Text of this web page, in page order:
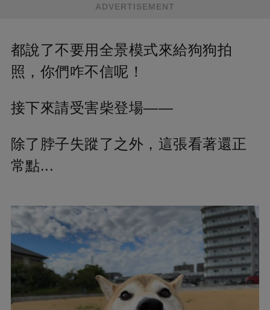
ADVERTISEMENT
都說了不要用全景模式來給狗狗拍
照，你們咋不信呢！
接下來請受害柴登場——
除了脖子失蹤了之外，這張看著還正
常點...